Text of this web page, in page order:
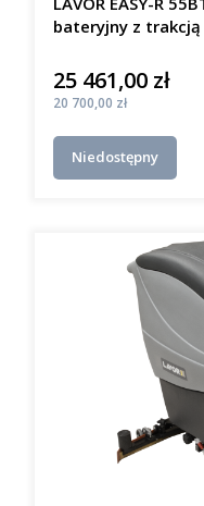
bateryjny z trakcją
Cena
25 461,00 zł
Cena
20 700,00 zł
Niedostępny